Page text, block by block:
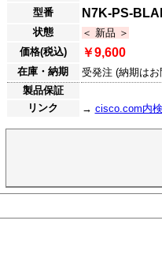
型番
N7K-PS-
状態
＜ 新品 ＞
価格(税込)
￥9,600
在庫・納期 受発注 (納期は
製品保証
リンク
→ cisco.com内